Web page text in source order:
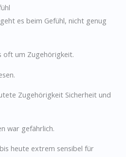
es beim Gefühl, nicht genug
um Zugehörigkeit.
Zugehörigkeit Sicherheit und
war gefährlich.
heute extrem sensibel für